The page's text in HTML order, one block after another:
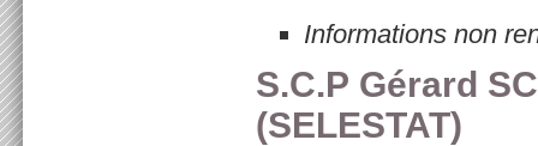
Informations non
S.C.P Gérard
(SELESTAT)